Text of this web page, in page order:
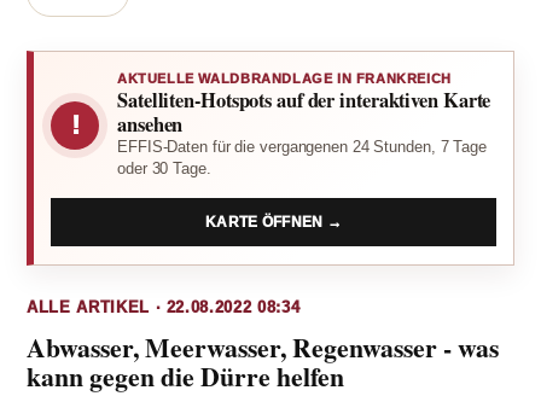
!
AKTUELLE WALDBRANDLAGE IN FRANKREICH
Satelliten-Hotspots auf der interaktiven Karte
ansehen
EFFIS-Daten für die vergangenen 24 Stunden, 7 Tage
oder 30 Tage.
KARTE ÖFFNEN →
ALLE ARTIKEL · 22.08.2022 08:34
Abwasser, Meerwasser, Regenwasser - was
kann gegen die Dürre helfen